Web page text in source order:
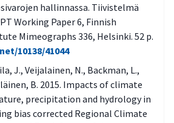
hallinnassa. Tiivistelmä
Working Paper 6, Finnish
Mimeographs 336, Helsinki. 52 p.
10138/41044
J., Veijalainen, N., Backman, L.,
B. 2015. Impacts of climate
precipitation and hydrology in
bias corrected Regional Climate